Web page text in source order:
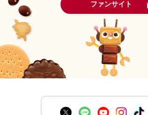
ファンサイト